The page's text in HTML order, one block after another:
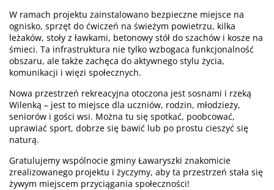
W ramach projektu zainstalowano bezpieczne miejsce na
ognisko, sprzęt do ćwiczeń na świeżym powietrzu, kilka
leżaków, stoły z ławkami, betonowy stół do szachów i kosze na
śmieci. Ta infrastruktura nie tylko wzbogaca funkcjonalność
obszaru, ale także zachęca do aktywnego stylu życia,
komunikacji i więzi społecznych.
Nowa przestrzeń rekreacyjna otoczona jest sosnami i rzeką
Wilenką – jest to miejsce dla uczniów, rodzin, młodzieży,
seniorów i gości wsi. Można tu się spotkać, poobcować,
uprawiać sport, dobrze się bawić lub po prostu cieszyć się
naturą.
Gratulujemy wspólnocie gminy Ławaryszki znakomicie
zrealizowanego projektu i życzymy, aby ta przestrzeń stała się
żywym miejscem przyciągania społeczności!